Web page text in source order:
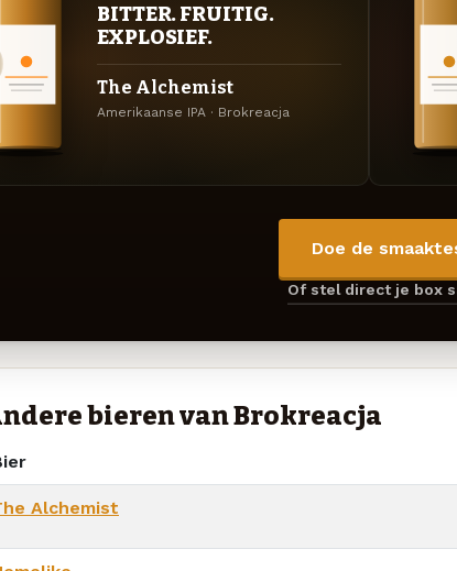
BITTER. FRUITIG.
EXPLOSIEF.
The Alchemist
Amerikaanse IPA · Brokreacja
Doe de
Of stel direct je box
bieren van Brokreacja
Alchemist